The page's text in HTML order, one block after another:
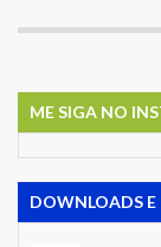
ME SIGA NO
DOWNLOADS E